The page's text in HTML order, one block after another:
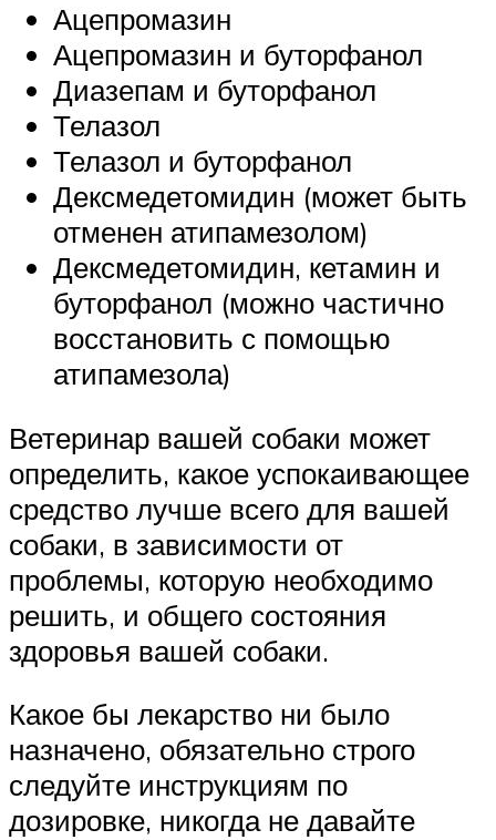
Ацепромазин
Ацепромазин и буторфанол
Диазепам и буторфанол
Телазол
Телазол и буторфанол
Дексмедетомидин (может быть
отменен атипамезолом)
Дексмедетомидин, кетамин и
буторфанол (можно частично
восстановить с помощью
атипамезола)
Ветеринар вашей собаки может
определить, какое успокаивающее
средство лучше всего для вашей
собаки, в зависимости от
проблемы, которую необходимо
решить, и общего состояния
здоровья вашей собаки.
Какое бы лекарство ни было
назначено, обязательно строго
следуйте инструкциям по
дозировке, никогда не давайте